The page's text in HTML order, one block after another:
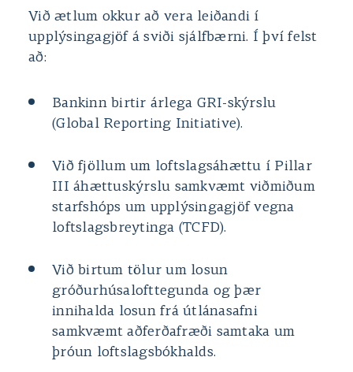
Við ætlum okkur að vera leiðandi í
upplýsingagjöf á sviði sjálfbærni. Í því felst
að:
Bankinn birtir árlega GRI-skýrslu
(Global Reporting Initiative).
Við fjöllum um loftslagsáhættu í Pillar
III áhættuskýrslu samkvæmt viðmiðum
starfshóps um upplýsingagjöf vegna
loftslagsbreytinga (TCFD).
Við birtum tölur um losun
gróðurhúsalofttegunda og þær
innihalda losun frá útlánasafni
samkvæmt aðferðafræði samtaka um
þróun loftslagsbókhalds.